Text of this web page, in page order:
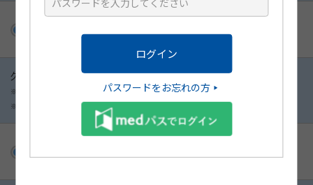
久光製薬からのお知らせ
※ お知らせメールの配信は不定期です。
※ 重要なお知らせは希望有無を問わず配信されます。
パスワードをお忘れの方